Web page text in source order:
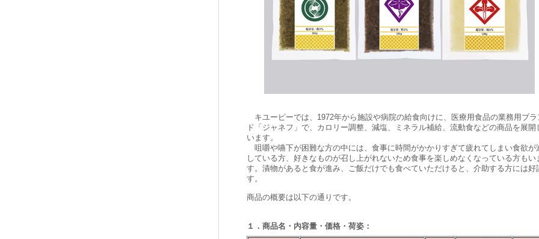
キユーピーでは、1972年から施設や病院の給食向けに、医療用食品の業務用ブラ
ド「ジャネフ」で、カロリー調整、減塩、ミネラル補給、流動食などの商品を展開
います。
咀嚼や嚥下が困難な方の中には、食事に時間がかかりすぎて疲れてしまい食欲が
している方、好きなものが召し上がれないため食事を楽しめなくなっている方もい
す。漬物があると食が進み、ご飯だけでも食べていただけると、介助する方には好
す。
商品の概要は以下の通りです。
１．商品名・内容量・価格・荷姿：